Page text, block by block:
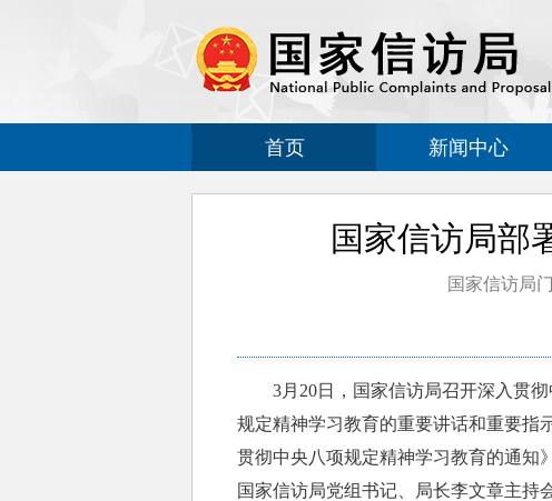
首页 新闻中心
国家信访局部
国家信访局
3月20日，国家信访局召开深入贯彻
规定精神学习教育的重要讲话和重要指
贯彻中央八项规定精神学习教育的通知
国家信访局党组书记、局长李文章主持